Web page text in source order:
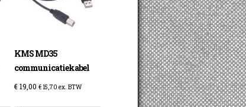
KMS MD35
communicatiekabel
€19,00 €15,70 ex. BTW